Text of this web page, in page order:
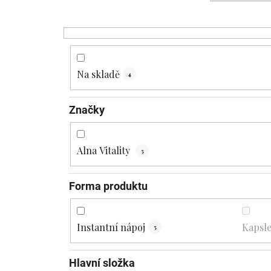
Na skladě 4
Značky
Alna Vitality 5
Forma produktu
Instantní nápoj 5 Kapsle
Hlavní složka